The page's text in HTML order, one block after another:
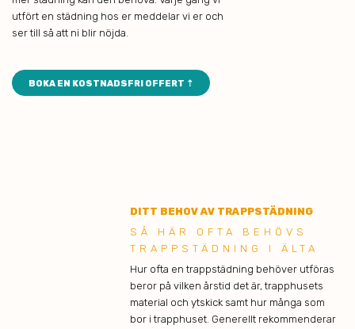
utfört en städning hos er meddelar vi er och
ser till så att ni blir nöjda.
BOKA EN KOSTNADSFRI OFFERT ⇡
DITT BEHOV AV TRAPPSTÄDNING
SÅ HÄR OFTA BEHÖVS
TRAPPSTÄDNING I ÄLTA
Hur ofta en trappstädning behöver utföras
beror på vilken årstid det är, trapphusets
material och ytskick samt hur många som
bor i trapphuset. Generellt rekommenderar